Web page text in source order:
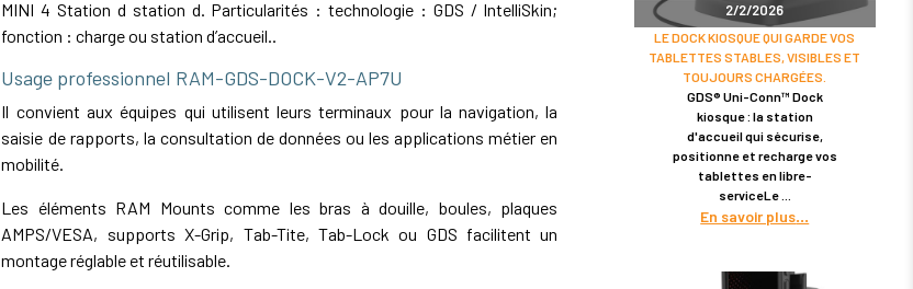
MINI 4 Station d station d. Particularités : technologie : GDS / IntelliSkin;
fonction : charge ou station d’accueil..
Usage professionnel RAM-GDS-DOCK-V2-AP7U
Il convient aux équipes qui utilisent leurs terminaux pour la navigation, la
saisie de rapports, la consultation de données ou les applications métier en
mobilité.
Les éléments RAM Mounts comme les bras à douille, boules, plaques
AMPS/VESA, supports X-Grip, Tab-Tite, Tab-Lock ou GDS facilitent un
montage réglable et réutilisable.
2/2/2026
LE DOCK KIOSQUE QUI GARDE VOS
TABLETTES STABLES, VISIBLES ET
TOUJOURS CHARGÉES.
GDS® Uni-Conn™ Dock
kiosque : la station
d'accueil qui sécurise,
positionne et recharge vos
tablettes en libre-
serviceLe
En savoir plus